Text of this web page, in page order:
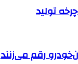
رقم می‌زنند